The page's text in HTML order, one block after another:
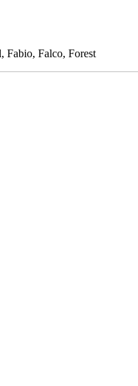
Fabio, Falco, Forest